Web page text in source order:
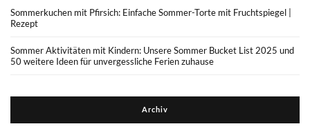
Sommerkuchen mit Pfirsich: Einfache Sommer-Torte mit Fruchtspiegel |
Rezept
Sommer Aktivitäten mit Kindern: Unsere Sommer Bucket List 2025 und
50 weitere Ideen für unvergessliche Ferien zuhause
Archiv